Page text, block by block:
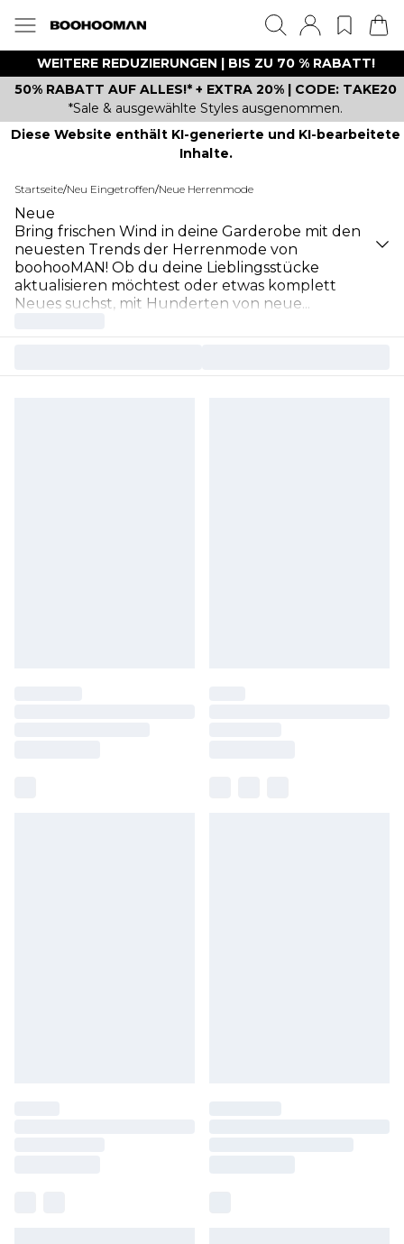
WEITERE REDUZIERUNGEN | BIS ZU 70 % RABATT!
50% RABATT AUF ALLES!* + EXTRA 20% | CODE: TAKE20
*Sale & ausgewählte Styles ausgenommen.
Diese Website enthält KI-generierte und KI-bearbeitete
Inhalte.
Startseite/Neu Eingetroffen/Neue Herrenmode
Neue
Bring frischen Wind in deine Garderobe mit den
neuesten Trends der Herrenmode von
boohooMAN! Ob du deine Lieblingsstücke
aktualisieren möchtest oder etwas komplett
Neues suchst, mit Hunderten von neue...